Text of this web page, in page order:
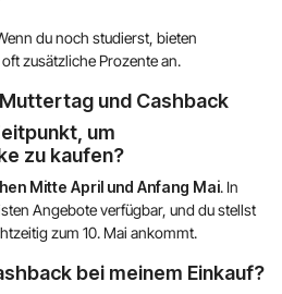
du noch studierst, bieten
zusätzliche Prozente an.
und Cashback
um
zu kaufen?
Mitte April und Anfang Mai. In
Angebote verfügbar, und du stellst
zum 10. Mai ankommt.
bei meinem Einkauf?